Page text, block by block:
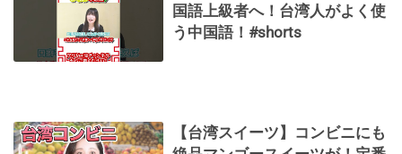
国語上級者へ！台湾人がよく使
う中国語！#shorts
【台湾スイーツ】コンビニにも